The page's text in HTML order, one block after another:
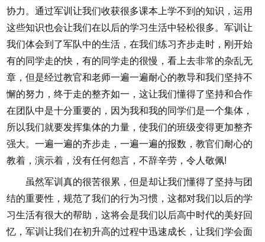
协力。通过军训让我们收获很多课本上学不到的知识，运用
这些知识也会让我们在以后的学习生活中轻松很多。军训让
我们体会到了军队中的生活，在我们练习齐步走时，刚开始
有的同学走的快，有的同学走的很慢，看上去非常的杂乱无
章，但是经过教官和老师一遍一遍耐心的教导和我们坚持不
懈的努力，终于走的整齐如一，这让我们懂得了坚持和合作
在团队中是十分重要的，因为我和我的同学们是一个集体，
所以我们就要发挥集体的力量，使我们的班级变得更加整齐
强大。一遍一遍的齐步走，一遍一遍的报数，教官们耐心的
教着，演示着，没有任何怨言，不辞辛劳，令人敬佩!
虽然军训真的很苦很累，但是却让我们懂得了坚持与团
结的重要性，规范了我们的行为习惯，这都对我们以后的学
习生活有很大的帮助，这将会是我们以后高中时代的美好回
忆，军训让我们在初升高的过程中迅速成长，让我们学会面